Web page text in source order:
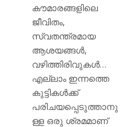
കൗമാരങ്ങളിലെ
ജീവിതം,
സ്വതന്ത്രമായ
ആശയങ്ങൾ,
വഴിത്തിരിവുകൾ…
എല്ലാം ഇന്നത്തെ
കുട്ടികൾക്ക്
പരിചയപ്പെടുത്താനു
ള്ള ഒരു ശ്രമമാണ്